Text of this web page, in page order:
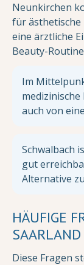
Neunkirchen
für ästhetische
eine ärztliche
Beauty-
Im
auch von
Schwalbach
gut
Alternative
HÄUFIGE
SAARLAND
Diese Fragen